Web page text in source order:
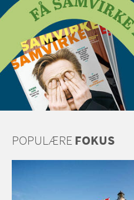
POPULÆREFOKUS